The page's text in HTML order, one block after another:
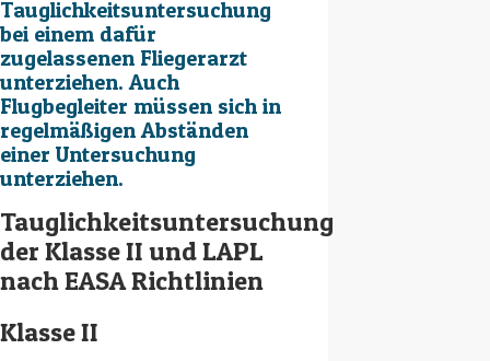
Tauglichkeitsuntersuchung
bei einem dafür
zugelassenen Fliegerarzt
unterziehen. Auch
Flugbegleiter müssen sich in
regelmäßigen Abständen
einer Untersuchung
unterziehen.
Tauglichkeitsuntersuchung
der Klasse II und LAPL
nach EASA Richtlinien
Klasse II